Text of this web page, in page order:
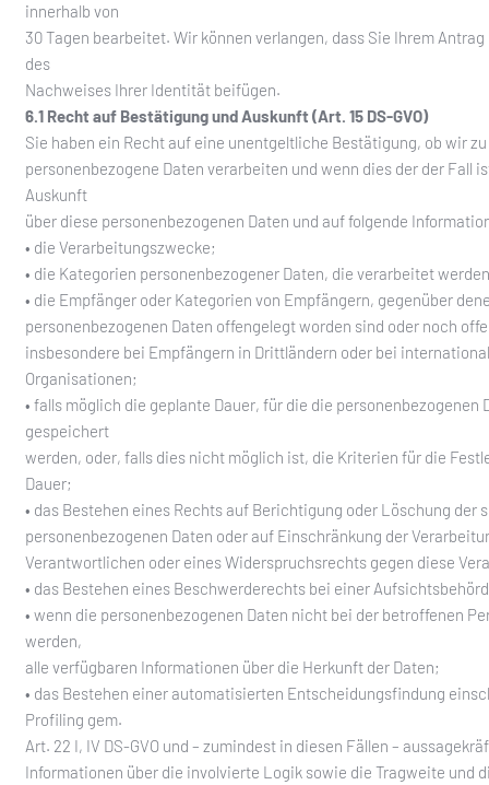
innerhalb von
30 Tagen bearbeitet. Wir können verlangen, dass Sie Ihrem
des
Nachweises Ihrer Identität beifügen.
6.1 Recht auf Bestätigung und Auskunft (Art. 15 DS-GVO)
Sie haben ein Recht auf eine unentgeltliche Bestätigung, ob wir
personenbezogene Daten verarbeiten und wenn dies der der Fall
Auskunft
über diese personenbezogenen Daten und auf folgende
• die Verarbeitungszwecke;
• die Kategorien personenbezogener Daten, die verarbeitet
• die Empfänger oder Kategorien von Empfängern, gegenüber
personenbezogenen Daten offengelegt worden sind oder noch
insbesondere bei Empfängern in Drittländern oder bei
Organisationen;
• falls möglich die geplante Dauer, für die die personenbezogenen
gespeichert
werden, oder, falls dies nicht möglich ist, die Kriterien für die
Dauer;
• das Bestehen eines Rechts auf Berichtigung oder Löschung der
personenbezogenen Daten oder auf Einschränkung der
Verantwortlichen oder eines Widerspruchsrechts gegen diese
• das Bestehen eines Beschwerderechts bei einer
• wenn die personenbezogenen Daten nicht bei der betroffenen
werden,
alle verfügbaren Informationen über die Herkunft der Daten;
• das Bestehen einer automatisierten Entscheidungsfindung
Profiling gem.
Art. 22 I, IV DS-GVO und – zumindest in diesen Fällen –
Informationen über die involvierte Logik sowie die Tragweite und